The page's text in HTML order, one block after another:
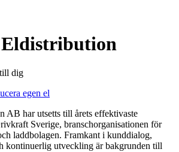
dig
egen el
AB har utsetts till årets effektivaste
Sverige, branschorganisationen för
laddbolagen. Framkant i kunddialog,
kontinuerlig utveckling är bakgrunden till